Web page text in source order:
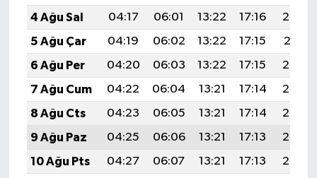
4 Ağu Sal
04:17 06:01 13:22 17:16
20:32
5 Ağu Çar
04:19 06:02 13:22 17:15
20:31
6 Ağu Per
04:20 06:03 13:22 17:15
20:30
7 Ağu Cum
04:22 06:04 13:21 17:14
20:29
8 Ağu Cts
04:23 06:05 13:21 17:14
20:28
9 Ağu Paz
04:25 06:06 13:21 17:13
20:26
10 Ağu Pts
04:27 06:07 13:21 17:13
20:25